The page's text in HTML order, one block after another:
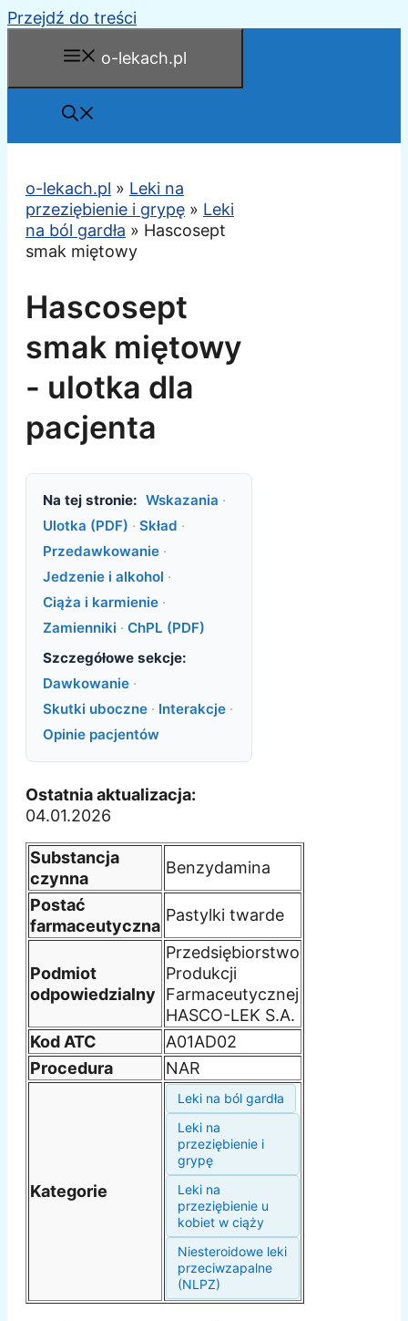
Przejdź do treści
o-lekach.pl
o-lekach.pl » Leki na
przeziębienie i grypę » Leki
na ból gardła » Hascosept
smak miętowy
Hascosept
smak miętowy
- ulotka dla
pacjenta
Na tej stronie: Wskazania ·
Ulotka (PDF) · Skład ·
Przedawkowanie ·
Jedzenie i alkohol ·
Ciąża i karmienie ·
Zamienniki · ChPL (PDF)
Szczegółowe sekcje:
Dawkowanie ·
Skutki uboczne · Interakcje ·
Opinie pacjentów
Ostatnia aktualizacja:
04.01.2026
Substancja
czynna
Benzydamina
Postać
farmaceutyczna
Pastylki twarde
Podmiot
odpowiedzialny
Przedsiębiorstwo
Produkcji
Farmaceutycznej
HASCO-LEK S.A.
Kod ATC
A01AD02
Procedura
NAR
Kategorie
Leki na ból gardła
Leki na
przeziębienie i
grypę
Leki na
przeziębienie u
kobiet w ciąży
Niesteroidowe leki
przeciwzapalne
(NLPZ)